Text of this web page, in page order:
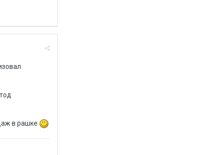
в рашке